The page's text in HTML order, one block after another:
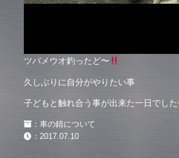
ツバメウオ釣ったど〜
久しぶりに自分がやりたい事
子どもと触れ合う事が出来た一日でした
： 車の錆について
： 2017.07.10